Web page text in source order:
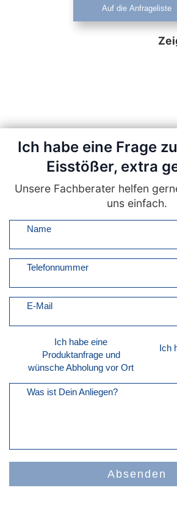
Auf die Anfrageliste
Ich habe eine Frage
Eisstößer, extra
Unsere Fachberater helfen
uns einfach.
Name
Telefonnummer
E-Mail
Ich habe eine
Produktanfrage und
wünsche Abholung vor Ort
Ich
Was ist Dein Anliegen?
Absenden